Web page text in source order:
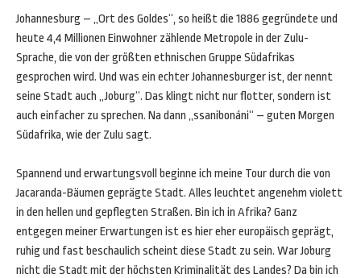
Johannesburg – „Ort des Goldes“, so heißt die 1886 gegründete und
heute 4,4 Millionen Einwohner zählende Metropole in der Zulu-
Sprache, die von der größten ethnischen Gruppe Südafrikas
gesprochen wird. Und was ein echter Johannesburger ist, der nennt
seine Stadt auch „Joburg“. Das klingt nicht nur flotter, sondern ist
auch einfacher zu sprechen. Na dann „ssanibonáni“ – guten Morgen
Südafrika, wie der Zulu sagt.
Spannend und erwartungsvoll beginne ich meine Tour durch die von
Jacaranda-Bäumen geprägte Stadt. Alles leuchtet angenehm violett
in den hellen und gepflegten Straßen. Bin ich in Afrika? Ganz
entgegen meiner Erwartungen ist es hier eher europäisch geprägt,
ruhig und fast beschaulich scheint diese Stadt zu sein. War Joburg
nicht die Stadt mit der höchsten Kriminalität des Landes? Da bin ich